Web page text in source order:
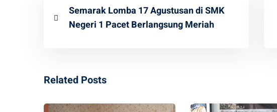
Semarak Lomba 17 Agustusan di SMK
Negeri 1 Pacet Berlangsung Meriah
Related Posts